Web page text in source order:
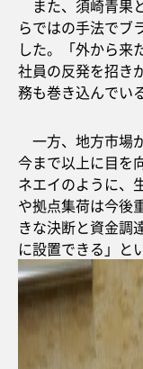
また、須崎青果
らではの手法でブ
した。「外から来
社員の反発を招き
務も巻き込んでい
一方、地方市場
今まで以上に目を
ネエイのように、
や拠点集荷は今後
きな決断と資金調
に設置できる」と